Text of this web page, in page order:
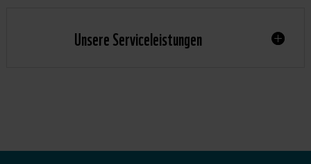
Unsere Serviceleistungen